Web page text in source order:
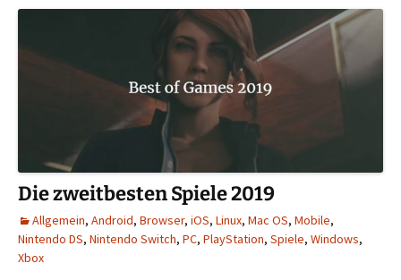
Die zweitbesten Spiele 2019
Allgemein, Android, Browser, iOS, Linux, Mac OS, Mobile,
Nintendo DS, Nintendo Switch, PC, PlayStation, Spiele, Windows,
Xbox